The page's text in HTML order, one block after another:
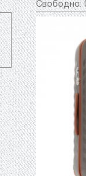
Свободно: